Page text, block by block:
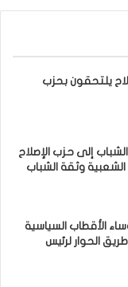
يلتحقون بحزب
إلى حزب الإصلاح
وثقة الشباب
الأقطاب السياسية
الحوار لرئيس